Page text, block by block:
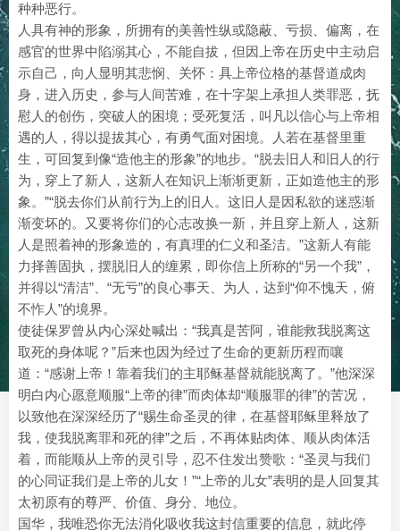
种种恶行。
人具有神的形象，所拥有的美善性纵或隐蔽、亏损、偏离，在
感官的世界中陷溺其心，不能自拔，但因上帝在历史中主动启
示自己，向人显明其悲悯、关怀：具上帝位格的基督道成肉
身，进入历史，参与人间苦难，在十字架上承担人类罪恶，抚
慰人的创伤，突破人的困境；受死复活，叫凡以信心与上帝相
遇的人，得以提拔其心，有勇气面对困境。人若在基督里重
生，可回复到像“造他主的形象”的地步。“脱去旧人和旧人的行
为，穿上了新人，这新人在知识上渐渐更新，正如造他主的形
象。”“脱去你们从前行为上的旧人。这旧人是因私欲的迷惑渐
渐变坏的。又要将你们的心志改换一新，并且穿上新人，这新
人是照着神的形象造的，有真理的仁义和圣洁。”这新人有能
力择善固执，摆脱旧人的缠累，即你信上所称的“另一个我”，
并得以“清洁”、“无亏”的良心事天、为人，达到“仰不愧天，俯
不怍人”的境界。
使徒保罗曾从内心深处喊出：“我真是苦阿，谁能救我脱离这
取死的身体呢？”后来也因为经过了生命的更新历程而嚷
道：“感谢上帝！靠着我们的主耶稣基督就能脱离了。”他深深
明白内心愿意顺服“上帝的律”而肉体却“顺服罪的律”的苦况，
以致他在深深经历了“赐生命圣灵的律，在基督耶稣里释放了
我，使我脱离罪和死的律”之后，不再体贴肉体、顺从肉体活
着，而能顺从上帝的灵引导，忍不住发出赞歌：“圣灵与我们
的心同证我们是上帝的儿女！”“上帝的儿女”表明的是人回复其
太初原有的尊严、价值、身分、地位。
国华，我唯恐你无法消化吸收我这封信重要的信息，就此停